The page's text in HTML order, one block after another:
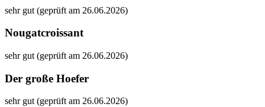
sehr gut (geprüft am 26.06.2026)
Nougatcroissant
sehr gut (geprüft am 26.06.2026)
Der große Hoefer
sehr gut (geprüft am 26.06.2026)